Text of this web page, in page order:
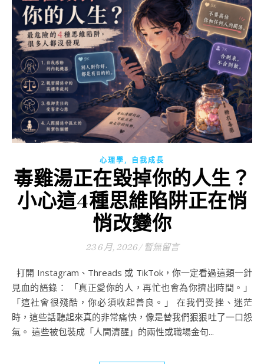
心理學, 自我成長
毒雞湯正在毀掉你的人生？
小心這4種思維陷阱正在悄
悄改變你
23 6 月, 2026 / 暫無留言
打開 Instagram、Threads 或 TikTok，你一定看過這類一針
見血的語錄： 「真正愛你的人，再忙也會為你擠出時間。」
「這社會很殘酷，你必須收起善良。」 在我們受挫、迷茫
時，這些話聽起來真的非常痛快，像是替我們狠狠吐了一口怨
氣。 這些被包裝成「人間清醒」的兩性或職場金句...